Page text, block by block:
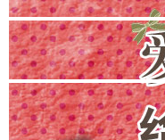
浪
键
打
开
盲
式